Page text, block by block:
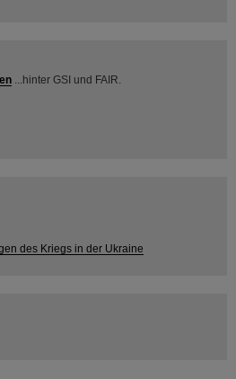
...hinter GSI und FAIR.
des Kriegs in der Ukraine